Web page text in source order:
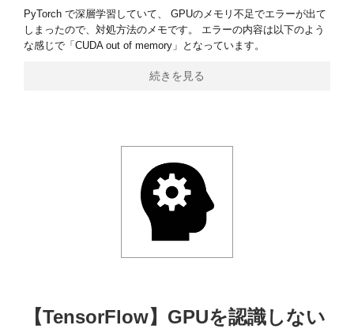
PyTorch で深層学習していて、 GPUのメモリ不足でエラーが出て
しまったので、対処方法のメモです。 エラーの内容は以下のよう
な感じで「CUDA out of memory」となっています。
続きを見る
【TensorFlow】GPUを認識しない